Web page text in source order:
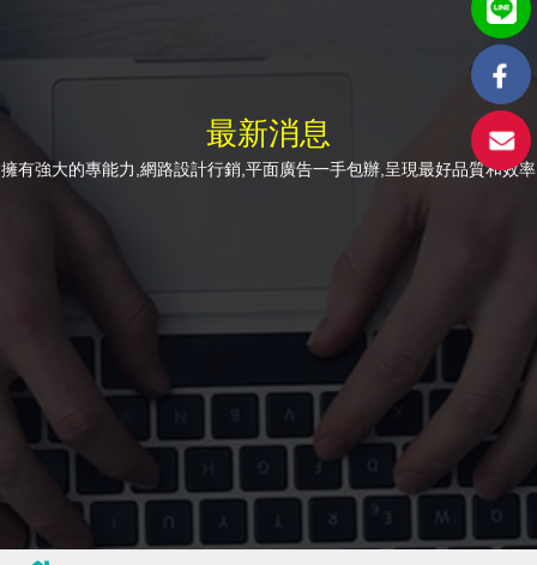
最新消息
擁有強大的專能力,網路設計行銷,平面廣告一手包辦,呈現最好品質和效率